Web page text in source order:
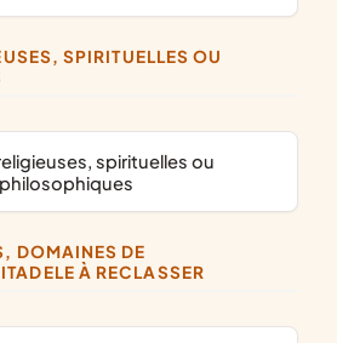
philosophiques
À RECLASSER